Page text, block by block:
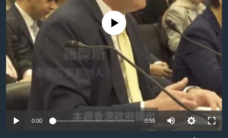
檢
索
國際
經貿
視頻
每日視頻新聞
VOA 60秒 (國際)
美國專訊
音頻
時事經緯
新聞音頻
國語
No media source currently available
0:00 0:55